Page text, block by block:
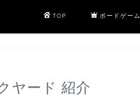
TOP ボードゲーム
ヤード 紹介